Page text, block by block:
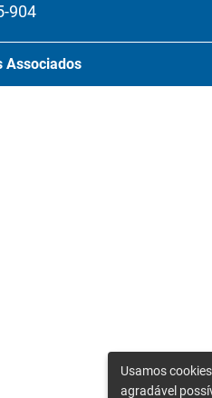
904
Associados
Usamos
agradável